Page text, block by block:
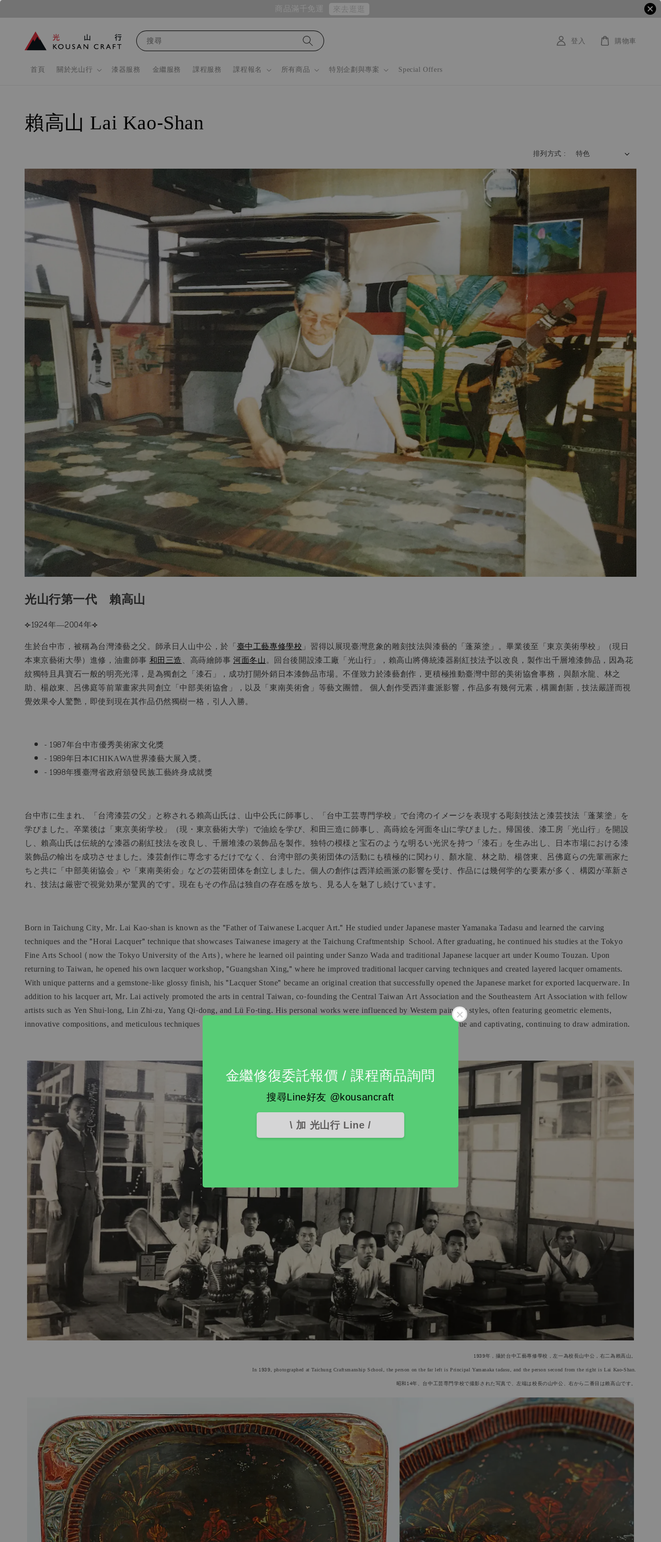
商品滿千免運 來去逛逛
金繼修復委託報價 / 課程商品詢問
搜尋Line好友 @kousancraft
\ 加 光山行 Line /
搜尋
首頁 關於光山行 漆器服務 金繼服務 課程服務 課程報名 所有商品 特別企劃與專案 Special Offers
登入 購物車
賴高山 Lai Kao-Shan
排列方式 :
光山行第一代 賴高山
⟣1924年—2004年⟢
生於台中市，被稱為台灣漆藝之父。師承日人山中公，於「臺中工藝專修學校」習得以展現臺灣意象的雕刻技法與漆藝的「蓬萊塗」。畢業後至「東京美術學校」（現日
本東京藝術大學）進修，油畫師事和田三造、高蒔繪師事河面冬山。回台後開設漆工廠「光山行」，賴高山將傳統漆器剔紅技法予以改良，製作出千層堆漆飾品，因為花
紋獨特且具寶石一般的明亮光澤，是為獨創之「漆石」，成功打開外銷日本漆飾品市場。不僅致力於漆藝創作，更積極推動臺灣中部的美術協會事務，與顏水龍、林之
助、楊啟東、呂佛庭等前輩畫家共同創立「中部美術協會」，以及「東南美術會」等藝文團體。 個人創作受西洋畫派影響，作品多有幾何元素，構圖創新，技法嚴謹而視
覺效果令人驚艷，即使到現在其作品仍然獨樹一格，引人入勝。
- 1987年台中市優秀美術家文化獎
- 1989年日本ICHIKAWA世界漆藝大展入獎。
- 1998年獲臺灣省政府頒發民族工藝終身成就獎
台中市に生まれ、「台湾漆芸の父」と称される賴高山氏は、山中公氏に師事し、「台中工芸専門学校」で台湾のイメージを表現する彫刻技法と漆芸技法「蓬莱塗」を
学びました。卒業後は「東京美術学校」（現・東京藝術大学）で油絵を学び、和田三造に師事し、高蒔絵を河面冬山に学びました。帰国後、漆工房「光山行」を開設
し、賴高山氏は伝統的な漆器の剔紅技法を改良し、千層堆漆の装飾品を製作。独特の模様と宝石のような明るい光沢を持つ「漆石」を生み出し、日本市場における漆
装飾品の輸出を成功させました。漆芸創作に専念するだけでなく、台湾中部の美術団体の活動にも積極的に関わり、顏水龍、林之助、楊啓東、呂佛庭らの先輩画家た
ちと共に「中部美術協会」や「東南美術会」などの芸術団体を創立しました。個人の創作は西洋絵画派の影響を受け、作品には幾何学的な要素が多く、構図が革新さ
れ、技法は厳密で視覚効果が驚異的です。現在もその作品は独自の存在感を放ち、見る人を魅了し続けています。
Born in Taichung City, Mr. Lai Kao-shan is known as the "Father of Taiwanese Lacquer Art." He studied under Japanese master Yamanaka Tadasu and learned the carving
techniques and the "Horai Lacquer" technique that showcases Taiwanese imagery at the Taichung Craftmentship School. After graduating, he continued his studies at the Tokyo
Fine Arts School (now the Tokyo University of the Arts), where he learned oil painting under Sanzo Wada and traditional Japanese lacquer art under Koumo Touzan. Upon
returning to Taiwan, he opened his own lacquer workshop, "Guangshan Xing," where he improved traditional lacquer carving techniques and created layered lacquer ornaments.
With unique patterns and a gemstone-like glossy finish, his "Lacquer Stone" became an original creation that successfully opened the Japanese market for exported lacquerware. In
addition to his lacquer art, Mr. Lai actively promoted the arts in central Taiwan, co-founding the Central Taiwan Art Association and the Southeastern Art Association with fellow
artists such as Yen Shui-long, Lin Zhi-zu, Yang Qi-dong, and Lü Fo-ting. His personal works were influenced by Western painting styles, often featuring geometric elements,
innovative compositions, and meticulous techniques that resulted in visually stunning effects. Even today, his works remain unique and captivating, continuing to draw admiration.
1939年，攝於台中工藝專修學校，左一為校長山中公，右二為賴高山。
In 1939, photographed at Taichung Craftsmanship School, the person on the far left is Principal Yamanaka tadasu, and the person second from the right isLai Kao-Shan.
昭和14年、台中工芸専門学校で撮影された写真で、左端は校長の山中公、右から二番目は賴高山です。